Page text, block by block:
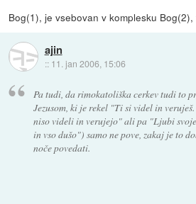
Bog(1), je vsebovan v komplesku
ajin
:: 11. jan 2006, 15:06
Pa tudi, da rimokatoliška cerkev tudi to
Jezusom, ki je rekel "Ti si videl in
niso videli in verujejo" ali pa "Ljubi
in vso dušo") samo ne pove, zakaj je to
noče povedati.